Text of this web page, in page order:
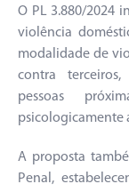
O PL 3.880/2024
violência
modalidade de
contra
pessoas
psicologicamente
A proposta
Penal,